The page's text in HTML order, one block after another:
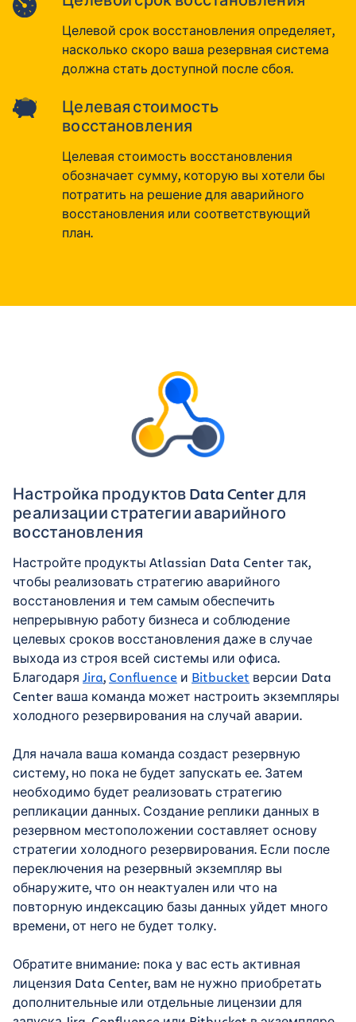
Целевой срок восстановления определяет,
насколько скоро ваша резервная система
должна стать доступной после сбоя.
Целевая стоимость
восстановления
Целевая стоимость восстановления
обозначает сумму, которую вы хотели бы
потратить на решение для аварийного
восстановления или соответствующий
план.
Настройка продуктов Data Center для
реализации стратегии аварийного
восстановления
Настройте продукты Atlassian Data Center так,
чтобы реализовать стратегию аварийного
восстановления и тем самым обеспечить
непрерывную работу бизнеса и соблюдение
целевых сроков восстановления даже в случае
выхода из строя всей системы или офиса.
Благодаря Jira, Confluence и Bitbucket версии Data
Center ваша команда может настроить экземпляры
холодного резервирования на случай аварии.
Для начала ваша команда создаст резервную
систему, но пока не будет запускать ее. Затем
необходимо будет реализовать стратегию
репликации данных. Создание реплики данных в
резервном местоположении составляет основу
стратегии холодного резервирования. Если после
переключения на резервный экземпляр вы
обнаружите, что он неактуален или что на
повторную индексацию базы данных уйдет много
времени, от него не будет толку.
Обратите внимание: пока у вас есть активная
лицензия Data Center, вам не нужно приобретать
дополнительные или отдельные лицензии для